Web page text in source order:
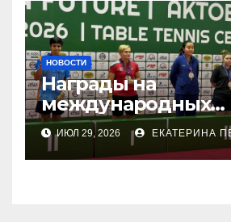
НОВОСТИ
Награды на
международных
соревнованиях
настольного
ИЮЛ 29, 2026 ЕКАТЕРИНА